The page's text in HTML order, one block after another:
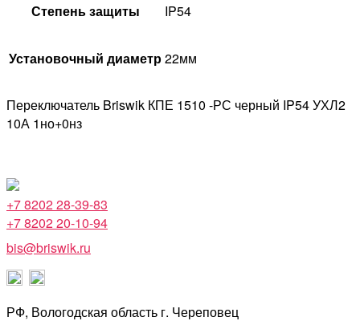
Степень защиты IP54
Установочный диаметр22мм
Переключатель Briswik КПЕ 1510 -РС черный IP54 УХЛ2
10А 1но+0нз
+7 8202 28-39-83
+7 8202 20-10-94
bis@briswik.ru
РФ, Вологодская область г. Череповец